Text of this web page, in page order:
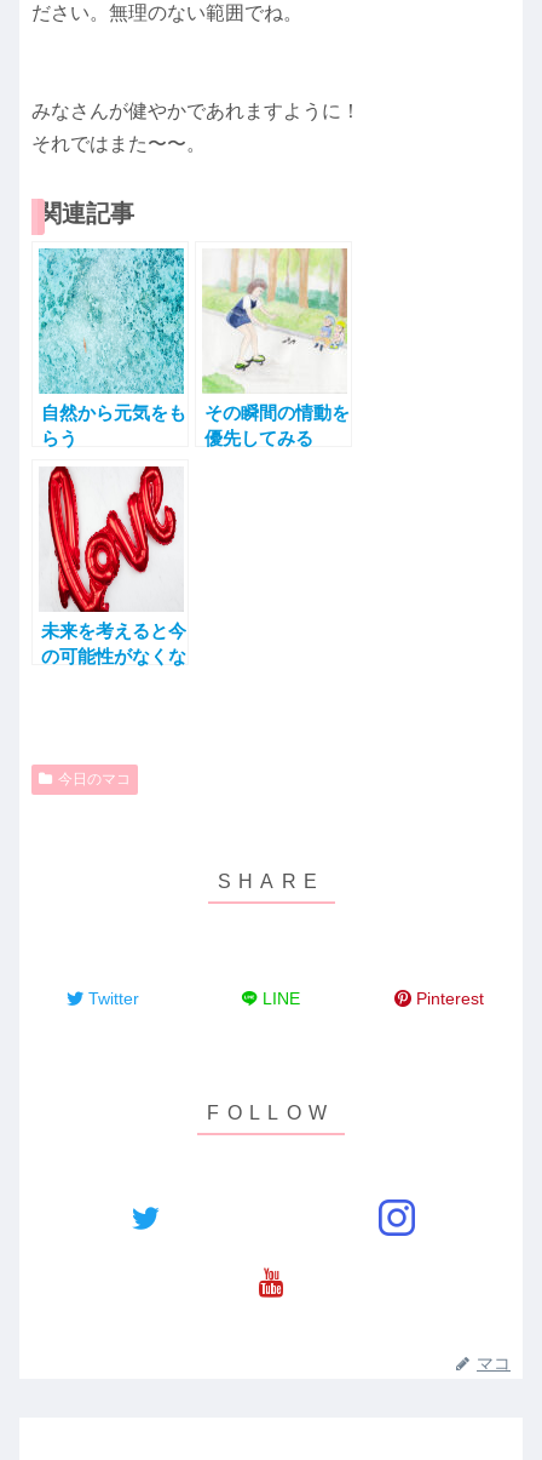
ださい。無理のない範囲でね。
みなさんが健やかであれますように！
それではまた〜〜。
関連記事
自然から元気をも
らう
その瞬間の情動を
優先してみる
未来を考えると今
の可能性がなくな
今日のマコ
Twitter LINE Pinterest
マコ